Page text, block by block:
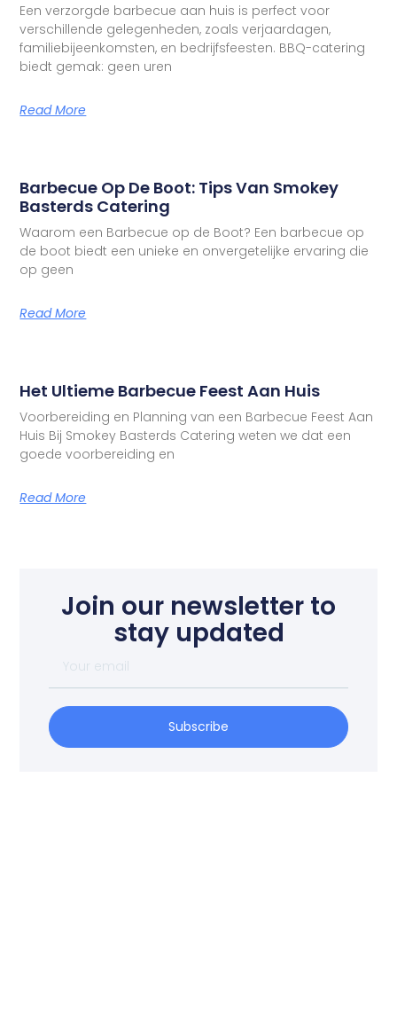
Een verzorgde barbecue aan huis is perfect voor
verschillende gelegenheden, zoals verjaardagen,
familiebijeenkomsten, en bedrijfsfeesten. BBQ-catering
biedt gemak: geen uren
Read More
Barbecue Op De Boot: Tips Van Smokey
Basterds Catering
Waarom een Barbecue op de Boot? Een barbecue op
de boot biedt een unieke en onvergetelijke ervaring die
op geen
Read More
Het Ultieme Barbecue Feest Aan Huis
Voorbereiding en Planning van een Barbecue Feest Aan
Huis Bij Smokey Basterds Catering weten we dat een
goede voorbereiding en
Read More
Join our newsletter to
stay updated
Subscribe